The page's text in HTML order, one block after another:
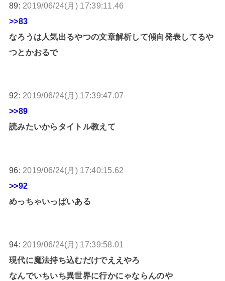
89: 2019/06/24(月) 17:39:11.46
>>83
なろうは人気出るやつの文章解析して傾向発表してるや
つとかおるで
92: 2019/06/24(月) 17:39:47.07
>>89
読みたいからタイトル教えて
96: 2019/06/24(月) 17:40:15.62
>>92
めっちゃいっぱいある
94: 2019/06/24(月) 17:39:58.01
現代に魔法持ち込むだけでええやろ
なんでいちいち異世界に行かにゃならんのや